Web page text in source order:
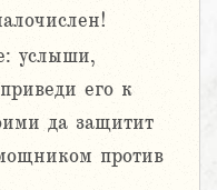
услыши,
его к
да защитит
против